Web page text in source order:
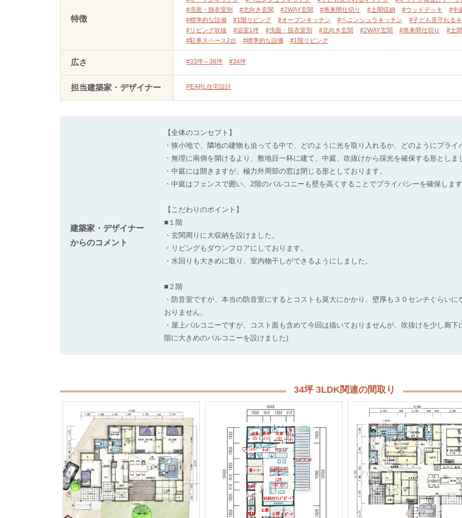
特徴
#洗面・脱衣室別
#北向き玄関 #2WAY玄関 #将来間仕切り #土間収納 #ウッドデッキ #中
#標準的な設備
#1階リビング #オープンキッチン #ペニンシュラキッチン #子ども見守れる
#リビング吹抜
#浴室1坪 #洗面・脱衣室別 #北向き玄関 #2WAY玄関 #将来間仕切り #土
#駐車スペース2台
#標準的な設備 #1階リビング
広さ #33坪～36坪 #34坪
担当建築家・デザイナー PEARL住宅設計
建築家・デザイナー
からのコメント
【全体のコンセプト】
・狭小地で、隣地の建物も迫ってる中で、どのように光を取り入れるか、どのようにプライ
・無理に南側を開けるより、敷地目一杯に建て、中庭、吹抜けから採光を確保する形としま
・中庭には開きますが、極力外周部の窓は閉じる形としております。
・中庭はフェンスで囲い、2階のバルコニーも壁を高くすることでプライバシーを確保します
【こだわりのポイント】
■１階
・玄関周りに大収納を設けました。
・リビングもダウンフロアにしております。
・水回りも大きめに取り、室内物干しができるようにしました。
■２階
・防音室ですが、本当の防音室にするとコストも莫大にかかり、壁厚も３０センチぐらい
おりません。
・屋上バルコニーですが、コスト面も含めて今回は描いておりませんが、吹抜けを少し廊
階に大きめのバルコニーを設けました)
34坪 3LDK関連の間取り